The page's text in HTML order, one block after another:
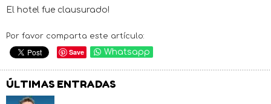
El hotel fue clausurado!
Por favor comparta este artículo:
Save Whatsapp
ÚLTIMAS ENTRADAS